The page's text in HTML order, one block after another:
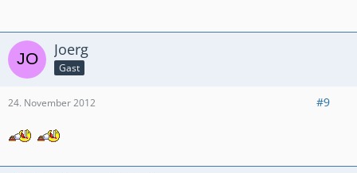
Joerg
Gast
24. November 2012 #9